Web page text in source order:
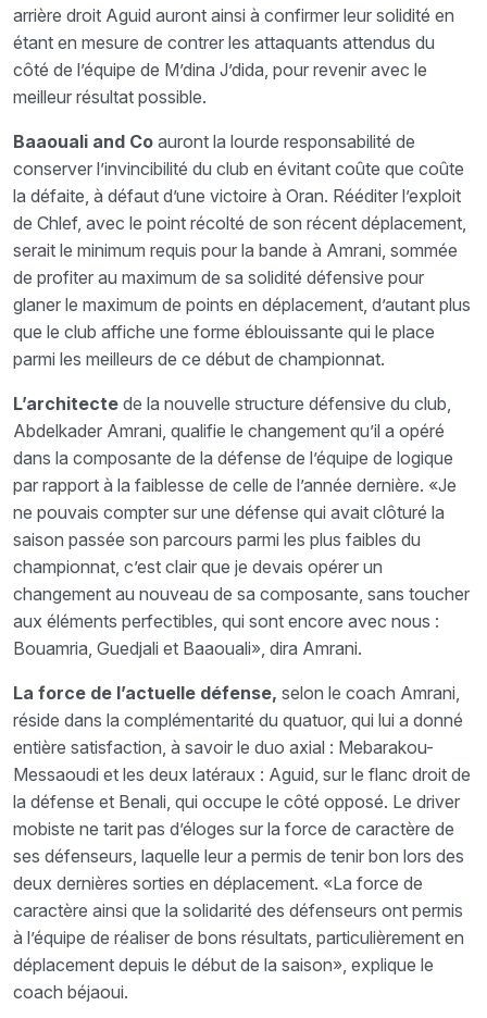
arrière droit Aguid auront ainsi à confirmer leur solidité en
étant en mesure de contrer les attaquants attendus du
côté de l’équipe de M’dina J’dida, pour revenir avec le
meilleur résultat possible.
Baaouali and Co auront la lourde responsabilité de
conserver l’invincibilité du club en évitant coûte que coûte
la défaite, à défaut d’une victoire à Oran. Rééditer l’exploit
de Chlef, avec le point récolté de son récent déplacement,
serait le minimum requis pour la bande à Amrani, sommée
de profiter au maximum de sa solidité défensive pour
glaner le maximum de points en déplacement, d’autant plus
que le club affiche une forme éblouissante qui le place
parmi les meilleurs de ce début de championnat.
L’architecte de la nouvelle structure défensive du club,
Abdelkader Amrani, qualifie le changement qu’il a opéré
dans la composante de la défense de l’équipe de logique
par rapport à la faiblesse de celle de l’année dernière. «Je
ne pouvais compter sur une défense qui avait clôturé la
saison passée son parcours parmi les plus faibles du
championnat, c’est clair que je devais opérer un
changement au nouveau de sa composante, sans toucher
aux éléments perfectibles, qui sont encore avec nous :
Bouamria, Guedjali et Baaouali», dira Amrani.
La force de l’actuelle défense, selon le coach Amrani,
réside dans la complémentarité du quatuor, qui lui a donné
entière satisfaction, à savoir le duo axial : Mebarakou-
Messaoudi et les deux latéraux : Aguid, sur le flanc droit de
la défense et Benali, qui occupe le côté opposé. Le driver
mobiste ne tarit pas d’éloges sur la force de caractère de
ses défenseurs, laquelle leur a permis de tenir bon lors des
deux dernières sorties en déplacement. «La force de
caractère ainsi que la solidarité des défenseurs ont permis
à l’équipe de réaliser de bons résultats, particulièrement en
déplacement depuis le début de la saison», explique le
coach béjaoui.